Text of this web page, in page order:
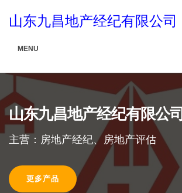
山东九昌地产经纪有限公司
MENU
山东九昌地产经纪有限公司
主营：房地产经纪、房地产评估
更多产品